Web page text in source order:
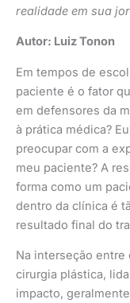
realidade em sua
Autor: Luiz Tonon
Em tempos de
paciente é o fator
em defensores da
à prática médica?
preocupar com a
meu paciente? A
forma como um
dentro da clínica é
resultado final do
Na interseção
cirurgia plástica,
impacto,